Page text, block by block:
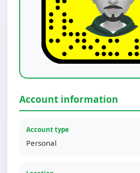
Account information
Account type
Personal